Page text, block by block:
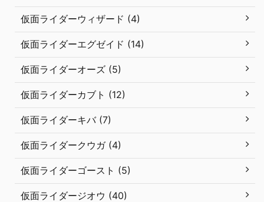
仮面ライダーウィザード (4)
仮面ライダーエグゼイド (14)
仮面ライダーオーズ (5)
仮面ライダーカブト (12)
仮面ライダーキバ (7)
仮面ライダークウガ (4)
仮面ライダーゴースト (5)
仮面ライダージオウ (40)